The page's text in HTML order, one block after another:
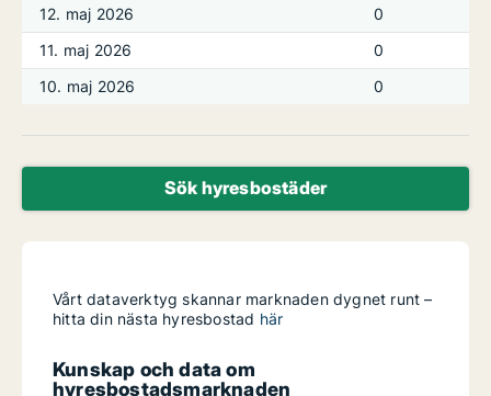
12. maj 2026
0
11. maj 2026
0
10. maj 2026
0
Sök hyresbostäder
Vårt dataverktyg skannar marknaden dygnet runt –
hitta din nästa hyresbostad här
Kunskap och data om
hyresbostadsmarknaden